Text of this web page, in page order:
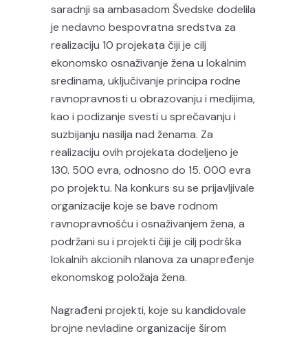
saradnji sa ambasadom Švedske dodelila
je nedavno bespovratna sredstva za
realizaciju 10 projekata čiji je cilj
ekonomsko osnaživanje žena u lokalnim
sredinama, uključivanje principa rodne
ravnopravnosti u obrazovanju i medijima,
kao i podizanje svesti u sprečavanju i
suzbijanju nasilja nad ženama. Za
realizaciju ovih projekata dodeljeno je
130. 500 evra, odnosno do 15. 000 evra
po projektu. Na konkurs su se prijavljivale
organizacije koje se bave rodnom
ravnopravnošću i osnaživanjem žena, a
podržani su i projekti čiji je cilj podrška
lokalnih akcionih nlanova za unapređenje
ekonomskog položaja žena.
Nagrađeni projekti, koje su kandidovale
brojne nevladine organizacije širom